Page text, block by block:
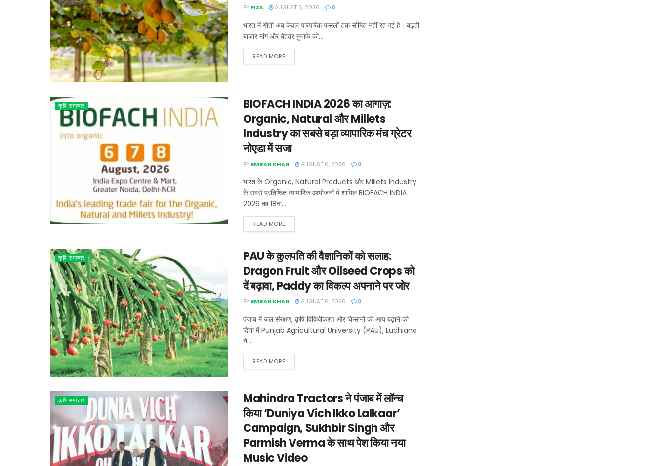
BY FIZA AUGUST 6, 2026 0
भारत में खेती अब केवल पारंपरिक फसलों तक सीमित नहीं रह गई है। बढ़ती
बाजार मांग और बेहतर मुनाफे को...
READ MORE
कृषि समाचार
BIOFACH INDIA 2026 का आगाज़:
Organic, Natural और Millets
Industry का सबसे बड़ा व्यापारिक मंच ग्रेटर
नोएडा में सजा
BY EMRAN KHAN AUGUST 6, 2026 0
भारत के Organic, Natural Products और Millets Industry
के सबसे प्रतिष्ठित व्यापारिक आयोजनों में शामिल BIOFACH INDIA
2026 का 18वां...
READ MORE
कृषि समाचार
PAU के कुलपति की वैज्ञानिकों को सलाह:
Dragon Fruit और Oilseed Crops को
दें बढ़ावा, Paddy का विकल्प अपनाने पर जोर
BY EMRAN KHAN AUGUST 6, 2026 0
पंजाब में जल संरक्षण, कृषि विविधीकरण और किसानों की आय बढ़ाने की
दिशा में Punjab Agricultural University (PAU), Ludhiana
ने...
READ MORE
कृषि समाचार
Mahindra Tractors ने पंजाब में लॉन्च
किया ‘Duniya Vich Ikko Lalkaar’
Campaign, Sukhbir Singh और
Parmish Verma के साथ पेश किया नया
Music Video